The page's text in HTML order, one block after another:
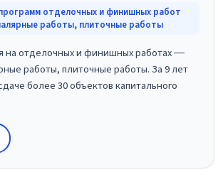
отделочных и финишных работ
работы, плиточные работы
на отделочных и финишных работах —
работы, плиточные работы. За 9 лет
более 30 объектов капитального